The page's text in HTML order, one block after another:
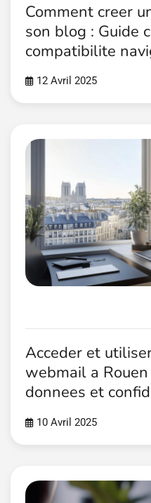
Comment creer
son blog : Guide
compatibilite
12 Avril 2025
Acceder et
webmail a
donnees et
10 Avril 2025